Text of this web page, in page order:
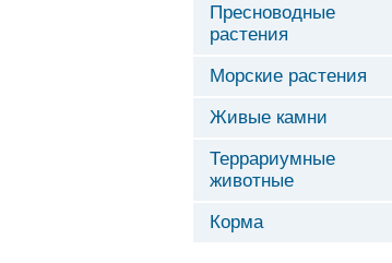
Пресноводные
растения
Морские растения
Живые камни
Террариумные
животные
Корма